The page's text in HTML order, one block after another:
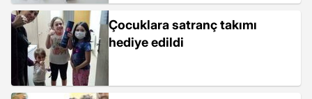
Çocuklara satranç takımı
hediye edildi